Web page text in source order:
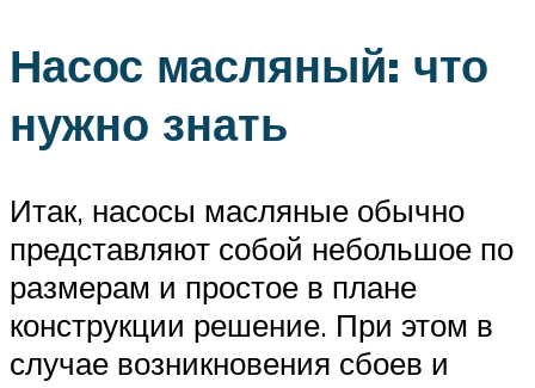
Насос масляный: что
нужно знать
Итак, насосы масляные обычно
представляют собой небольшое по
размерам и простое в плане
конструкции решение. При этом в
случае возникновения сбоев и